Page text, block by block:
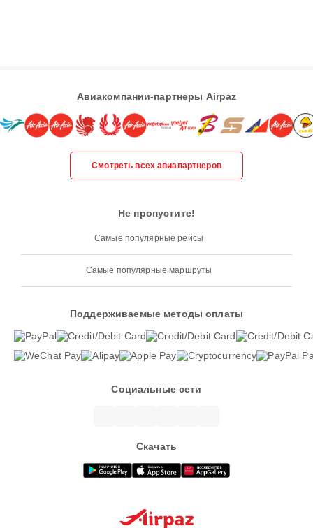
Авиакомпании-партнеры Airpaz
Смотреть всех авиапартнеров
Не пропустите!
Самые популярные рейсы
Самые популярные маршруты
Поддерживаемые методы оплаты
Социальные сети
Скачать